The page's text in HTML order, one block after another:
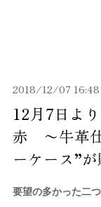
12月7日よ
赤 〜牛革
ーケース”が
2018/12/07 16:48
要望の多かった二